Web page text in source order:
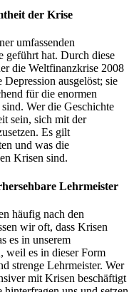
der Krise
umfassenden
geführt hat. Durch diese
die Weltfinanzkrise 2008
ausgelöst; sie
für die enormen
Wer die Geschichte
sein, sich mit der
Es gilt
und was die
Krisen sind.
Lehrmeister
häufig nach den
wir oft, dass Krisen
es in unserem
weil es in dieser Form
strenge Lehrmeister. Wer
mit Krisen beschäftigt